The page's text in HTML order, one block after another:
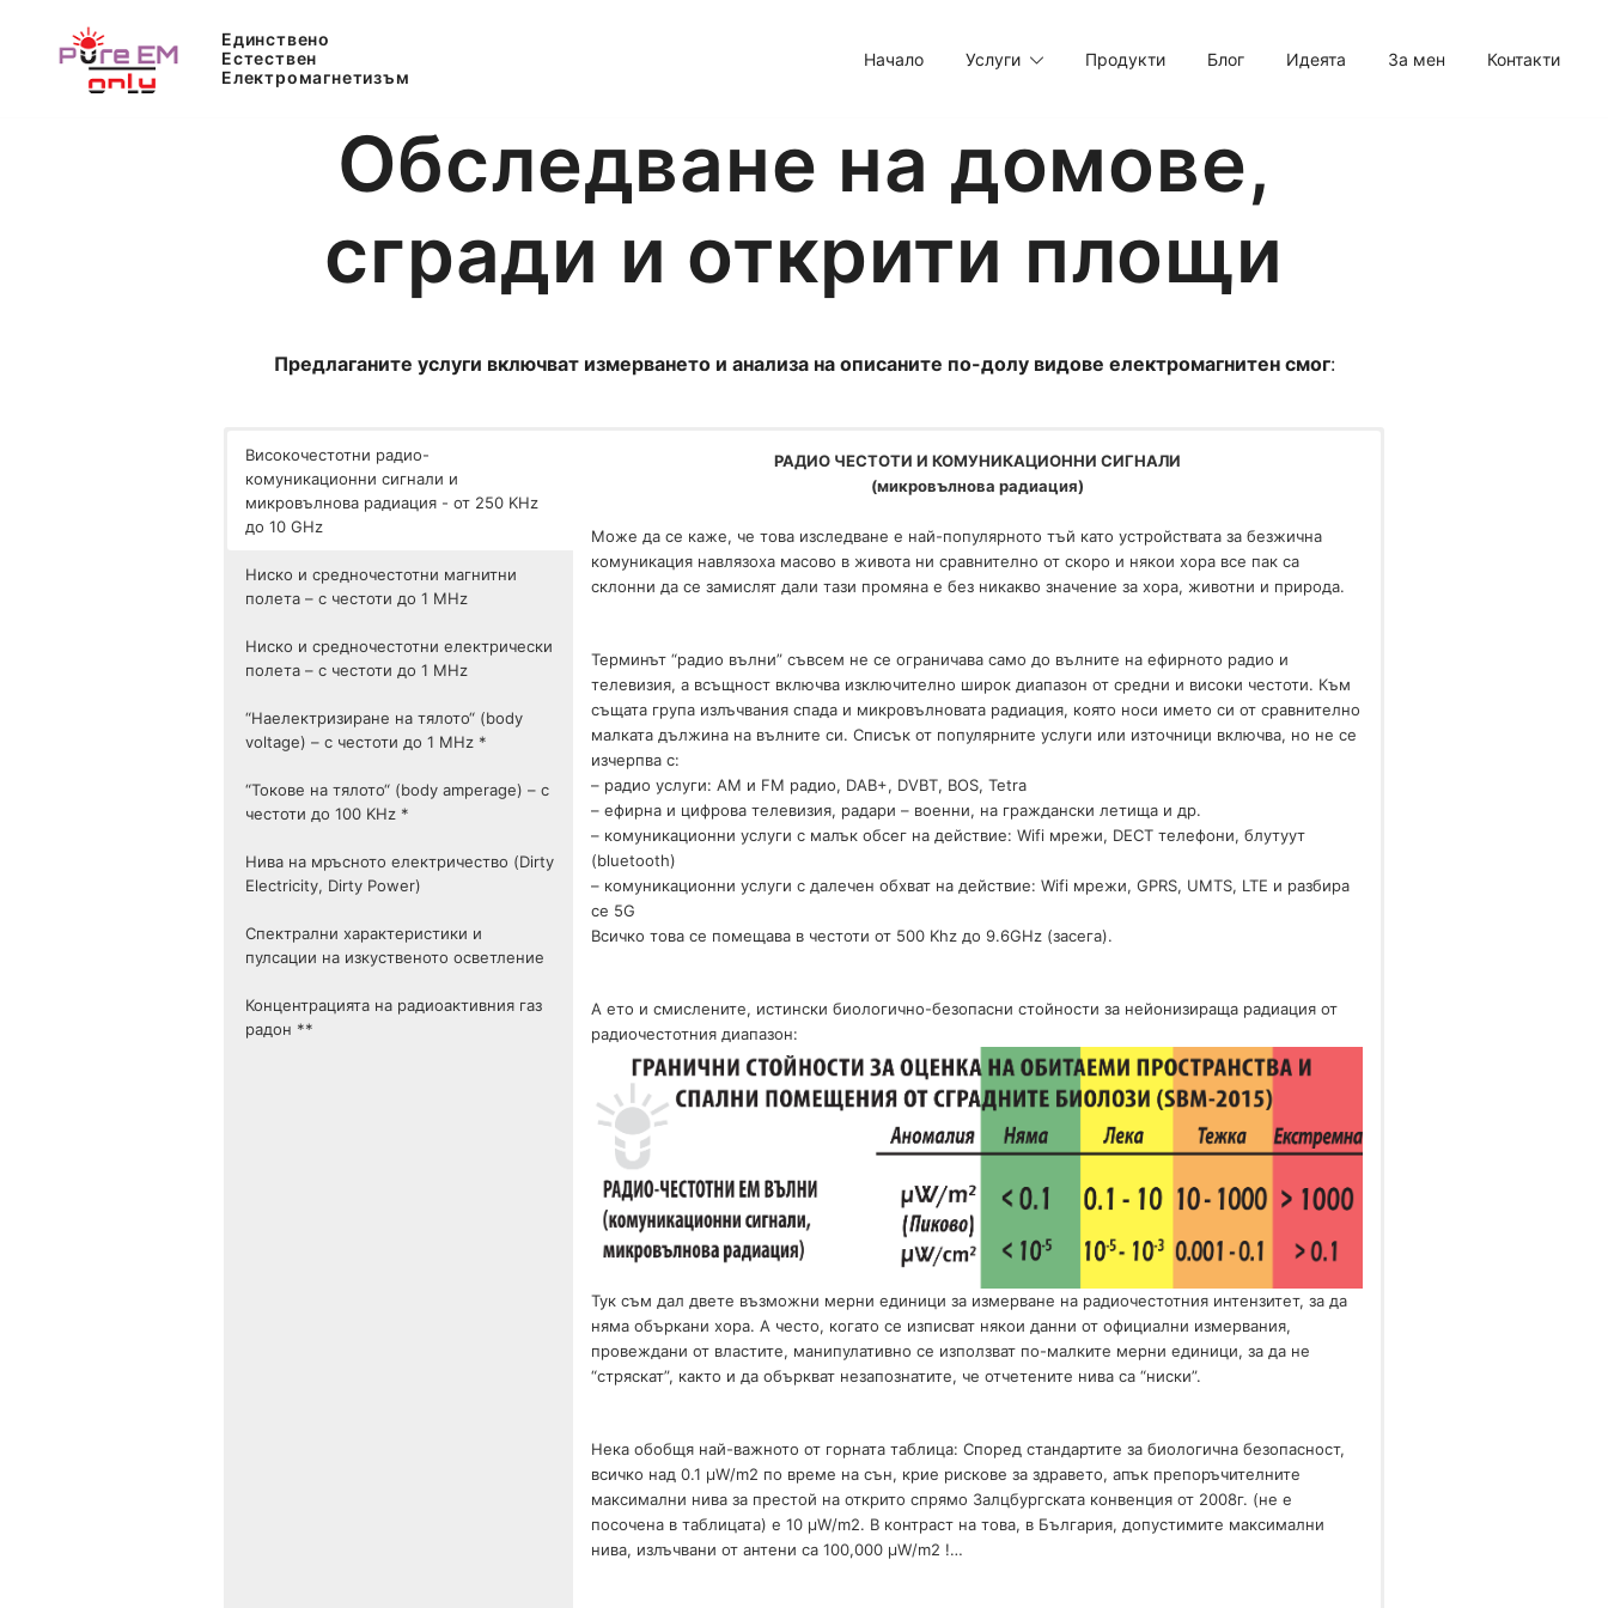
Единствено
Естествен
Електромагнетизъм
Начало Услуги Продукти Блог Идеята За мeн Контакти
Обследване на домове,
сгради и открити площи
Предлаганите услуги включват измерването и анализа на описаните по-долу видове електромагнитен смог:
Високочестотни радио-
комуникационни сигнали и
микровълнова радиация - от 250 KHz
до 10 GHz
Ниско и средночестотни магнитни
полета – с честоти до 1 МHz
Ниско и средночестотни електрически
полета – с честоти до 1 МHz
“Наелектризиране на тялото“ (body
voltage) – с честоти до 1 MHz *
“Токове на тялото“ (body amperage) – с
честоти до 100 KHz *
Нива на мръсното електричество (Dirty
Electricity, Dirty Power)
Спектрални характеристики и
пулсации на изкуственото осветление
Концентрацията на радиоактивния газ
радон **
РАДИО ЧЕСТОТИ И КОМУНИКАЦИОННИ СИГНАЛИ
(микровълнова радиация)
Може да се каже, че това изследване е най-популярното тъй като устройствата за безжична
комуникация навлязоха масово в живота ни сравнително от скоро и някои хора все пак са
склонни да се замислят дали тази промяна е без никакво значение за хора, животни и природа.
Терминът “радио вълни” съвсем не се ограничава само до вълните на ефирното радио и
телевизия, а всъщност включва изключително широк диапазон от средни и високи честоти. Към
същата група излъчвания спада и микровълновата радиация, която носи името си от сравнително
малката дължина на вълните си. Списък от популярните услуги или източници включва, но не се
изчерпва с:
– радио услуги: АМ и FM радио, DAB+, DVBT, BOS, Tetra
– ефирна и цифрова телевизия, радари – военни, на граждански летища и др.
– комуникационни услуги с малък обсег на действие: Wifi мрежи, DECT телефони, блутуут
(bluetooth)
– комуникационни услуги с далечен обхват на действие: Wifi мрежи, GPRS, UMTS, LTE и разбира
се 5G
Всичко това се помещава в честоти от 500 Khz до 9.6GHz (засега).
A ето и смислените, истински биологично-безопасни стойности за нейонизираща радиация от
радиочестотния диапазон:
Тук съм дал двете възможни мерни единици за измерване на радиочестотния интензитет, за да
няма объркани хора. А често, когато се изписват някои данни от официални измервания,
провеждани от властите, манипулативно се използват по-малките мерни единици, за да не
“стряскат”, както и да объркват незапознатите, че отчетените нива са “ниски”.
Нека обобщя най-важното от горната таблица: Според стандартите за биологична безопасност,
всичко над 0.1 µW/m2 по време на сън, крие рискове за здравето, апък препоръчителните
максимални нива за престой на открито спрямо Залцбургската конвенция от 2008г. (не е
посочена в таблицата) е 10 µW/m2. В контраст на това, в България, допустимите максимални
нива, излъчвани от антени са 100,000 µW/m2 !…